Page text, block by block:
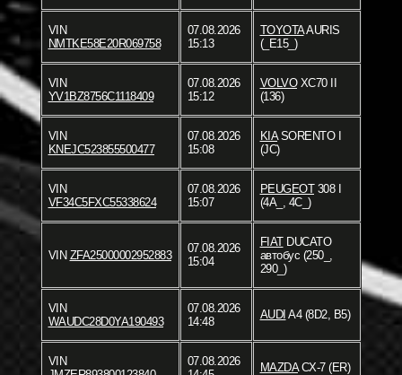
VIN
NMTKE58E20R069758
07.08.2026
15:13
TOYOTAAURIS
(_E15_)
VIN
YV1BZ8756C1118409
07.08.2026
15:12
VOLVOXC70 II
(136)
VIN
KNEJC523855500477
07.08.2026
15:08
KIASORENTO I
(JC)
VIN
VF34C5FXC55338624
07.08.2026
15:07
PEUGEOT308 I
(4A_, 4C_)
VIN ZFA25000002952883
07.08.2026
15:04
FIATDUCATO
автобус (250_,
290_)
VIN
WAUDC28D0YA190493
07.08.2026
14:48
AUDI A4 (8D2, B5)
VIN
07.08.2026
MAZDACX-7 (ER)